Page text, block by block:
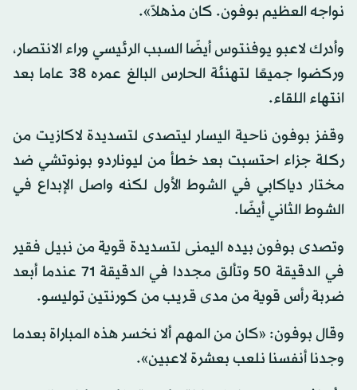
نواجه العظيم بوفون. كان مذهلاً».
وأدرك لاعبو يوفنتوس أيضًا السبب الرئيسي وراء الانتصار،
وركضوا جميعًا لتهنئة الحارس البالغ عمره 38 عاما بعد
انتهاء اللقاء.
وقفز بوفون ناحية اليسار ليتصدى لتسديدة لاكازيت من
ركلة جزاء احتسبت بعد خطأ من ليوناردو بونوتشي ضد
مختار دياكابي في الشوط الأول لكنه واصل الإبداع في
الشوط الثاني أيضًا.
وتصدى بوفون بيده اليمنى لتسديدة قوية من نبيل فقير
في الدقيقة 50 وتألق مجددا في الدقيقة 71 عندما أبعد
ضربة رأس قوية من مدى قريب من كورنتين توليسو.
وقال بوفون: «كان من المهم ألا نخسر هذه المباراة بعدما
وجدنا أنفسنا نلعب بعشرة لاعبين».